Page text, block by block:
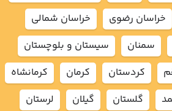
خراسان رضوي
خراسان شمالي
سمنان
سيستان و بلوچستان
كردستان كرمان
كرمانشاه
گلستان گيلان
لرستان